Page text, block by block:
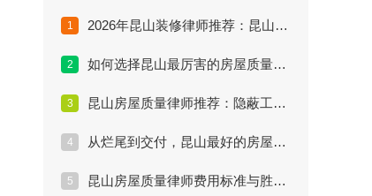
1 2026年昆山装修律师推荐：昆山装修普遍问题和解决方法
2 如何选择昆山最厉害的房屋质量律师？五大核心指标
3 昆山房屋质量律师推荐：隐蔽工程索赔难点解析
4 从烂尾到交付，昆山最好的房屋质量律师做了什么？
5 昆山房屋质量律师费用标准与胜诉率深度评估